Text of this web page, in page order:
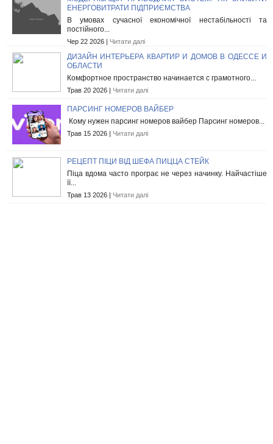
ЕНЕРГОВИТРАТИ ПІДПРИЄМСТВА
В умовах сучасної економічної нестабільності та
постійного...
Чер 22 2026 | Читати далі
ДИЗАЙН ИНТЕРЬЕРА КВАРТИР И ДОМОВ В ОДЕССЕ И
ОБЛАСТИ
Комфортное пространство начинается с грамотного...
Трав 20 2026 | Читати далі
ПАРСИНГ НОМЕРОВ ВАЙБЕР
Кому нужен парсинг номеров вайбер Парсинг номеров...
Трав 15 2026 | Читати далі
РЕЦЕПТ ПІЦИ ВІД ШЕФА ПИЦЦА СТЕЙК
Піца вдома часто програє не через начинку. Найчастіше
її...
Трав 13 2026 | Читати далі